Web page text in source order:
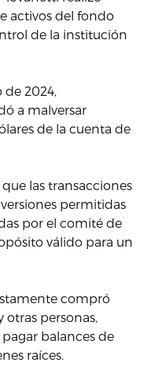
activos del fondo
de la institución
de 2024,
a malversar
de la cuenta de
las transacciones
permitidas
por el comité de
válido para un
compró
otras personas,
balances de
raíces.